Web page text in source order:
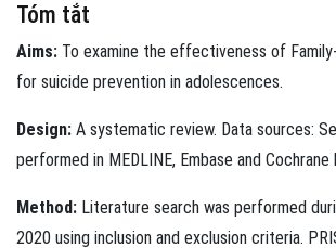
Tóm tắt
Aims: To examine the effectiveness of
for suicide prevention in adolescences.
Design: A systematic review. Data sources:
performed in MEDLINE, Embase and Cochrane
Method: Literature search was performed
2020 using inclusion and exclusion criteria.